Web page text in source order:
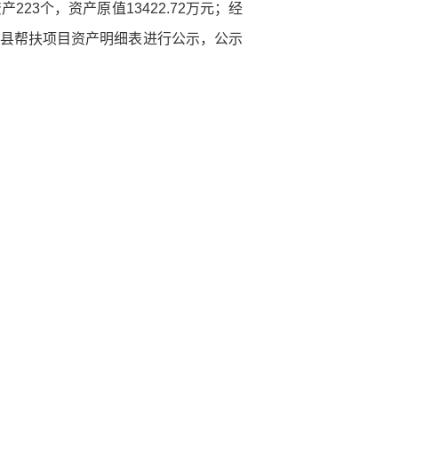
223个，资产原值13422.72万元；经
帮扶项目资产明细表进行公示，公示